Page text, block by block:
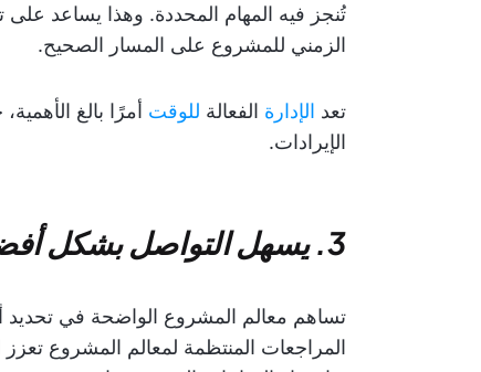
تُنجز فيه المهام المحددة. وهذا يساعد
الزمني للمشروع على المسار الصحيح.
تعد الإدارة الفعالة للوقت أمرًا بالغ
الإيرادات.
3. يسهل التواصل بشكل أفضل
تساهم معالم المشروع الواضحة في
المراجعات المنتظمة لمعالم المشروع